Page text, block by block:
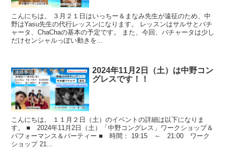
こんにちは。 ３月２１日はいっちー＆まなみ先生が遠征のため、中
野はYasu先生の代行レッスンになります。 レッスンはサルサとバチ
ャータ、ChaChaの基本の予定です。 また、今回、バチャータは少し
だけセンシャルっぽい動きを...
連絡事項
2024年11月2日（土）は中野コン
グレスです！！
こんにちは。 １１月２日（土）のイベントの詳細は以下になりま
す。 ■ 2024年11月2日（土）「中野コングレス」ワークショップ＆
パフォーマンス＆パーティー ■ 時間： 19:15 ～ 21:00 ワーク
ショップ 21...